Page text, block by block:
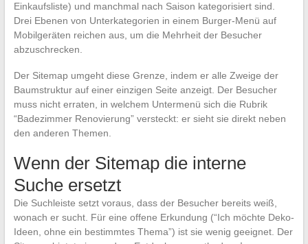
Einkaufsliste) und manchmal nach Saison kategorisiert sind.
Drei Ebenen von Unterkategorien in einem Burger-Menü auf
Mobilgeräten reichen aus, um die Mehrheit der Besucher
abzuschrecken.
Der Sitemap umgeht diese Grenze, indem er alle Zweige der
Baumstruktur auf einer einzigen Seite anzeigt. Der Besucher
muss nicht erraten, in welchem Untermenü sich die Rubrik
“Badezimmer Renovierung” versteckt: er sieht sie direkt neben
den anderen Themen.
Wenn der Sitemap die interne
Suche ersetzt
Die Suchleiste setzt voraus, dass der Besucher bereits weiß,
wonach er sucht. Für eine offene Erkundung (“Ich möchte Deko-
Ideen, ohne ein bestimmtes Thema”) ist sie wenig geeignet. Der